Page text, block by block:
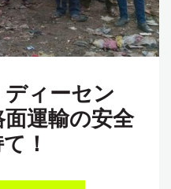
ィーセン
運輸の安全
！